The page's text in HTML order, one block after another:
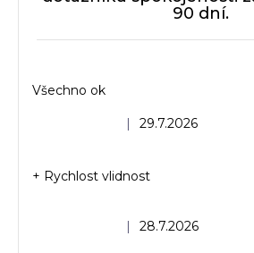
90 dní.
Hodnocení obchodu je 5 z 5
| 29.7.2026
Všechno ok
Hodnocení obchodu je 5 z 5
| 28.7.2026
+ Rychlost vlidnost